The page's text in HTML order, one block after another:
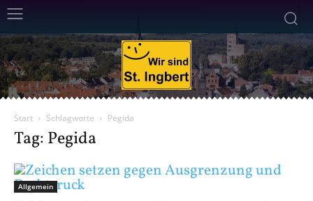
Start Schlagworte Pegida
Tag: Pegida
Allgemein